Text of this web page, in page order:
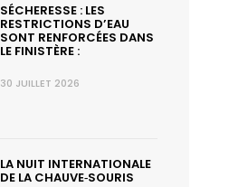
SÉCHERESSE : LES
RESTRICTIONS D’EAU
SONT RENFORCÉES DANS
LE FINISTÈRE :
30 JUILLET 2026
LA NUIT INTERNATIONALE
DE LA CHAUVE‑SOURIS